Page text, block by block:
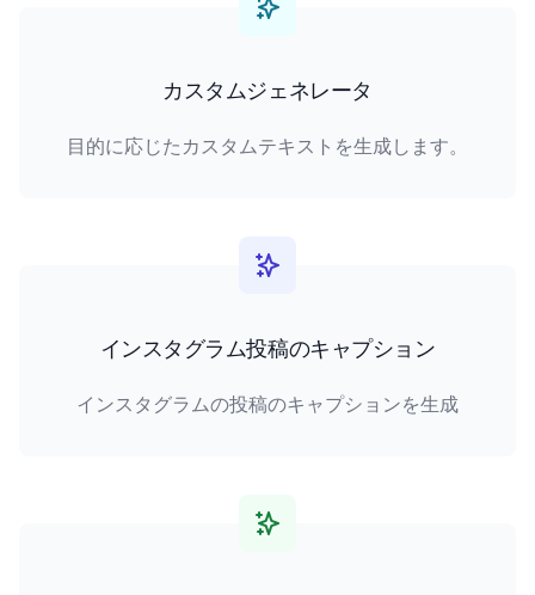
カスタムジェネレータ
目的に応じたカスタムテキストを生成します。
インスタグラム投稿のキャプション
インスタグラムの投稿のキャプションを生成